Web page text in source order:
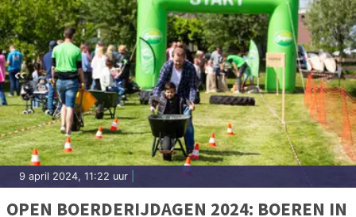
9 april 2024, 11:22 uur
OPEN BOERDERIJDAGEN 2024: BOEREN IN